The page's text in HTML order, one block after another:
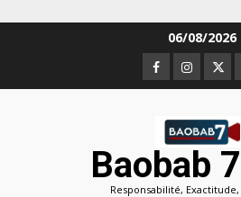
06/08/2026
Facebook
Baobab
Responsabilité,